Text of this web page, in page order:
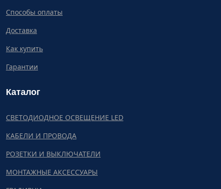
Способы оплаты
Доставка
Как купить
Гарантии
Каталог
СВЕТОДИОДНОЕ ОСВЕЩЕНИЕ LED
КАБЕЛИ И ПРОВОДА
РОЗЕТКИ И ВЫКЛЮЧАТЕЛИ
МОНТАЖНЫЕ АКСЕССУАРЫ